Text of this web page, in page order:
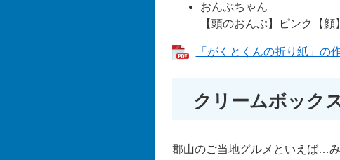
おんぷちゃん
【頭のおんぷ】ピンク【顔
「がくとくんの折り紙」の
クリームボック
郡山のご当地グルメといえば…